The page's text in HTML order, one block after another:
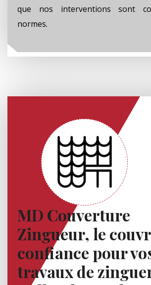
que nos interventions sont
normes.
MD Couverture
Zingueur, le
confiance pour
travaux de